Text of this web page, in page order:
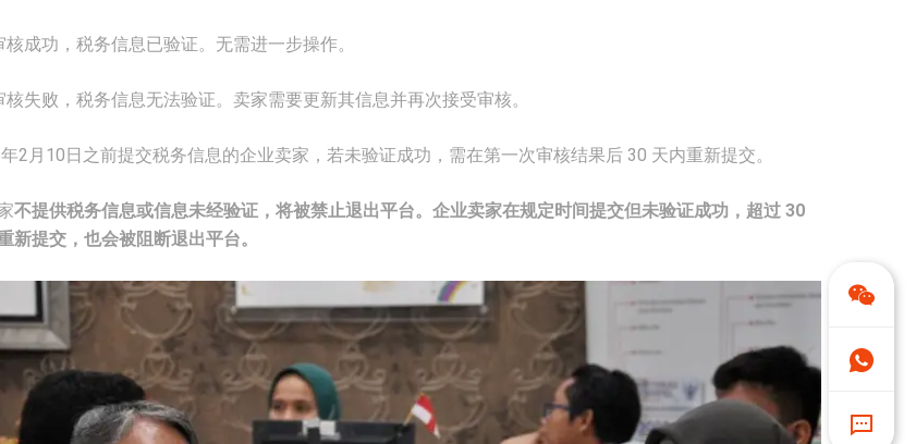
核成功，税务信息已验证。无需进一步操作。
核失败，税务信息无法验证。卖家需要更新其信息并再次接受审核。
2月10日之前提交税务信息的企业卖家，若未验证成功，需在第一次审核结果后 30 天内重新提交。
不提供税务信息或信息未经验证，将被禁止退出平台。企业卖家在规定时间提交但未验证成功，超过 30
新提交，也会被阻断退出平台。